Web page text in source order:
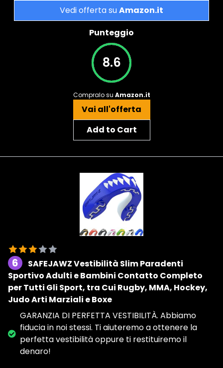
Vedi offerta suAmazon.it
Punteggio
8.6
Compralo su Amazon.it
Vai all'offerta
Add to Cart
6
SAFEJAWZ Vestibilità Slim Paradenti
Sportivo Adulti e Bambini Contatto Completo
per Tutti Gli Sport, tra Cui Rugby, MMA, Hockey,
Judo Arti Marziali e Boxe
GARANZIA DI PERFETTA VESTIBILITÀ. Abbiamo
fiducia in noi stessi. Ti aiuteremo a ottenere la
perfetta vestibilità oppure ti restituiremo il
denaro!